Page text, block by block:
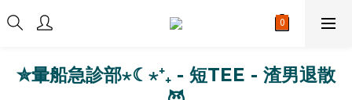
✮暈船急診部⋆☾⋆⁺₊ - 短TEE - 渣男退散